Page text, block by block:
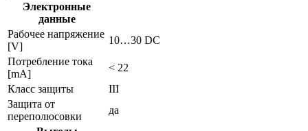
Электронные
данные
Рабочее напряжение
[V]
10…30 DC
Потребление тока
[mA]
< 22
Класс защиты
III
Защита от
переполюсовки
да